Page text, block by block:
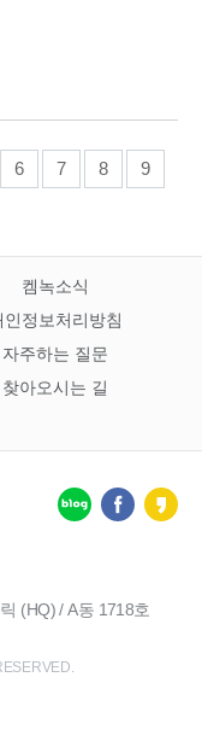
6 7 8
9
켐녹소식
인정보처리방침
자주하는 질문
찾아오시는 길
(HQ) / A동 1718호